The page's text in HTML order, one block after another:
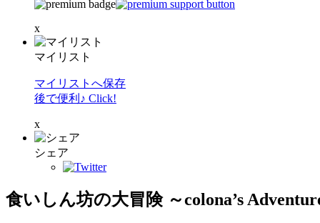
x
マイリスト
マイリストへ保存
後で便利♪ Click!
x
シェア
食いしん坊の大冒険 ～colona’s